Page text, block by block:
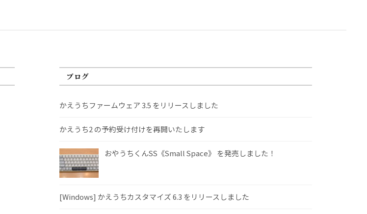
ブログ
かえうちファームウェア 3.5 をリリースしました
かえうち2 の予約受け付けを再開いたします
おやうちくんSS《Small Space》 を発売しました！
[Windows] かえうちカスタマイズ 6.3 をリリースしました